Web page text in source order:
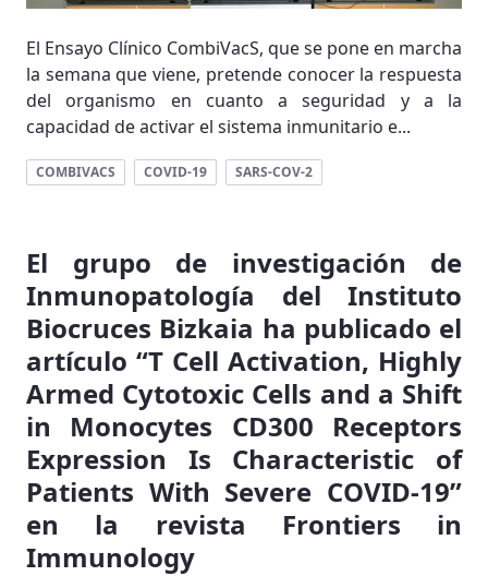
El Ensayo Clínico CombiVacS, que se pone en marcha
la semana que viene, pretende conocer la respuesta
del organismo en cuanto a seguridad y a la
capacidad de activar el sistema inmunitario e...
COMBIVACS COVID-19 SARS-COV-2
El grupo de investigación de
Inmunopatología del Instituto
Biocruces Bizkaia ha publicado el
artículo “T Cell Activation, Highly
Armed Cytotoxic Cells and a Shift
in Monocytes CD300 Receptors
Expression Is Characteristic of
Patients With Severe COVID-19”
en la revista Frontiers in
Immunology